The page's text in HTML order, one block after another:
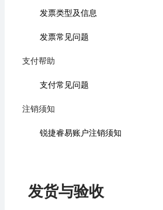
发票类型及信息
发票常见问题
支付帮助
支付常见问题
注销须知
锐捷睿易账户注销须知
发货与验收